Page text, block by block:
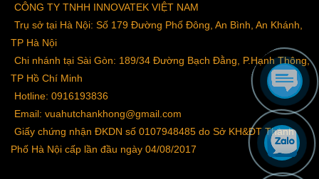
CÔNG TY TNHH INNOVATEK VIỆT NAM
Trụ sở tại Hà Nội: Số 179 Đường Phố Đông, An Bình, An Khánh,
TP Hà Nội
Chi nhánh tại Sài Gòn: 189/34 Đường Bạch Đằng, P.Hạnh Thông,
TP Hồ Chí Minh
Hotline: 0916193836
Email: vuahutchankhong@gmail.com
Giấy chứng nhận ĐKDN số 0107948485 do Sở KH&ĐT Thành
Phố Hà Nội cấp lần đầu ngày 04/08/2017